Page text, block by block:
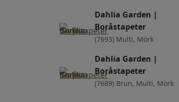
Dahlia Garden |
Boråstapeter
(7693) Multi, Mörk
Dahlia Garden |
Boråstapeter
(7689) Brun, Multi, Mörk